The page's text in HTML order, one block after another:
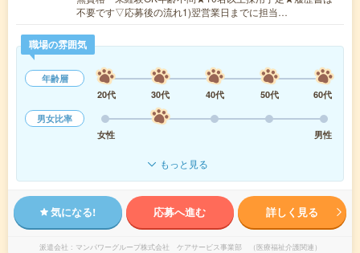
不要です▽応募後の流れ1)翌営業日までに担当…
職場の雰囲気
年齢層
20代
30代 40代 50代
60代
男女比率
女性
男性
もっと見る
気になる! 応募へ進む 詳しく見る
派遣会社 マンパワーグループ株式会社 ケアサービス事業部 （医療福祉介護関連）